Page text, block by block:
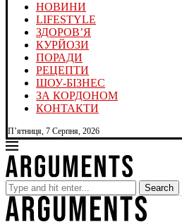
НОВИНИ
LIFESTYLE
ЗДОРОВ’Я
КУРЙОЗИ
ПОРАДИ
РЕЦЕПТИ
ШОУ-БІЗНЕС
ЗА КОРДОНОМ
КОНТАКТИ
П’ятниця, 7 Серпня, 2026
Search